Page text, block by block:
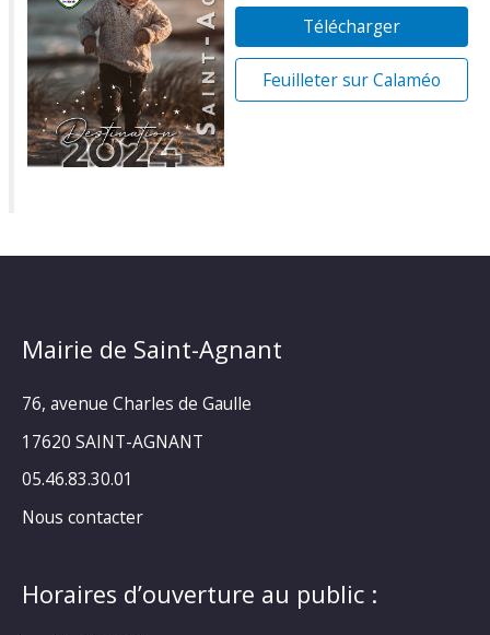
Télécharger
Feuilleter sur Calaméo
Mairie de Saint-Agnant
76, avenue Charles de Gaulle
17620 SAINT-AGNANT
05.46.83.30.01
Nous contacter
Horaires d’ouverture au public :